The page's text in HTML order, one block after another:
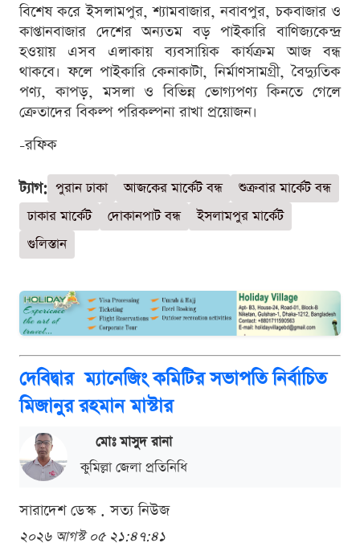
বিশেষ করে ইসলামপুর, শ্যামবাজার, নবাবপুর, চকবাজার ও
কাপ্তানবাজার দেশের অন্যতম বড় পাইকারি বাণিজ্যকেন্দ্র
হওয়ায় এসব এলাকায় ব্যবসায়িক কার্যক্রম আজ বন্ধ
থাকবে। ফলে পাইকারি কেনাকাটা, নির্মাণসামগ্রী, বৈদ্যুতিক
পণ্য, কাপড়, মসলা ও বিভিন্ন ভোগ্যপণ্য কিনতে গেলে
ক্রেতাদের বিকল্প পরিকল্পনা রাখা প্রয়োজন।
-রফিক
ট্যাগ: পুরান ঢাকা আজকের মার্কেট বন্ধ
শুক্রবার মার্কেট বন্ধ
ঢাকার মার্কেট
দোকানপাট বন্ধ
ইসলামপুর মার্কেট
গুলিস্তান
দেবিদ্বার ম্যানেজিং কমিটির সভাপতি নির্বাচিত
মিজানুর রহমান মাস্টার
মোঃ মাসুদ রানা
কুমিল্লা জেলা প্রতিনিধি
সারাদেশ ডেস্ক . সত্য নিউজ
২০২৬ আগস্ট ০৫ ২১:৪৭:৪১